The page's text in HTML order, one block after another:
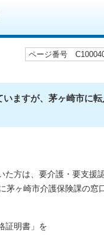
ページ番号
ますが、茅ヶ崎市に
方は、要介護・要支援
茅ヶ崎市介護保険課の窓
証明書」を